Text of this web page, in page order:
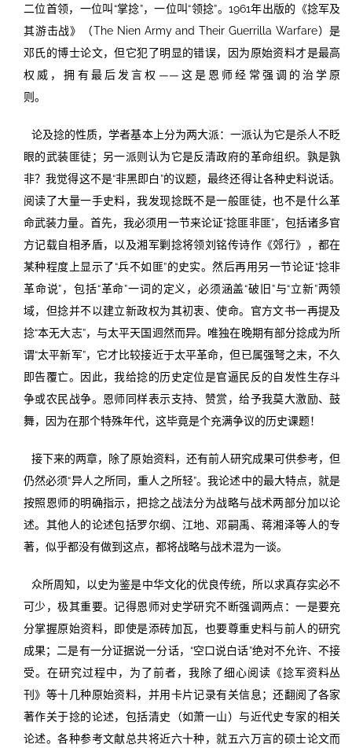
二位首领，一位叫“掌捻”，一位叫“领捻”。1961年出版的《捻军及
其游击战》（The Nien Army and Their Guerrilla Warfare）是
邓氏的博士论文，但它犯了明显的错误，因为原始资料才是最高
权威，拥有最后发言权——这是恩师经常强调的治学原
则
论及捻的性质，学者基本上分为两大派：一派认为它是杀人不眨
眼的武装匪徒；另一派则认为它是反清政府的革命组织。孰是孰
非？我觉得这不是“非黑即白”的议题，最终还得让各种史料说话。
阅读了大量一手史料，我发现捻既不是一般匪徒，也不是什么革
命武装力量。首先，我必须用一节来论证“捻匪非匪”，包括诸多官
方记载自相矛盾，以及湘军剿捻将领刘铭传诗作《郊行》，都在
某种程度上显示了“兵不如匪”的史实。然后再用另一节论证“捻非
革命说”，包括“革命”一词的定义，必须涵盖“破旧”与“立新”两领
域，但捻并不以建立新政权为其初衷、使命。官方文书一再提及
捻“本无大志”，与太平天国迥然而异。唯独在晚期有部分捻成为所
谓“太平新军”，它才比较接近于太平革命，但已属强弩之末，不久
即告覆亡。因此，我给捻的历史定位是官逼民反的自发性生存斗
争或农民战争。恩师同样表示支持、赞赏，给予我莫大激励、鼓
舞，因为在那个特殊年代，这毕竟是个充满争议的历史课题！
接下来的两章，除了原始资料，还有前人研究成果可供参考，但
仍然必须“异人之所同，重人之所轻”。我论述中的最大特点，就是
按照恩师的明确指示，把捻之战法分为战略与战术两部分加以论
述。其他人的论述包括罗尔纲、江地、邓嗣禹、蒋湘泽等人的专
著，似乎都没有做到这点，都将战略与战术混为一谈。
众所周知，以史为鉴是中华文化的优良传统，所以求真存实必不
可少，极其重要。记得恩师对史学研究不断强调两点：一是要充
分掌握原始资料，即使是添砖加瓦，也要尊重史料与前人的研究
成果；二是有一分证据说一分话，“空口说白话”绝对不允许、不接
受。在研究过程中，为了前者，我除了细心阅读《捻军资料丛
刊》等十几种原始资料，并用卡片记录有关信息；还翻阅了各家
著作关于捻的论述，包括清史（如萧一山）与近代史专家的相关
论述。各种参考文献总共将近六十种，就五六万言的硕士论文而